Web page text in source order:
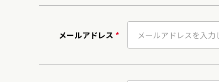
メールアドレス *